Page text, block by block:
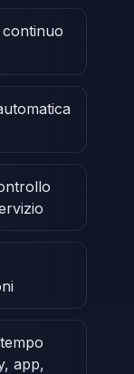
continuo
app,